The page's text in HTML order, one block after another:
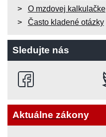
O mzdovej kalkulačke
Často kladené otázky
Sledujte nás
Aktuálne zákony